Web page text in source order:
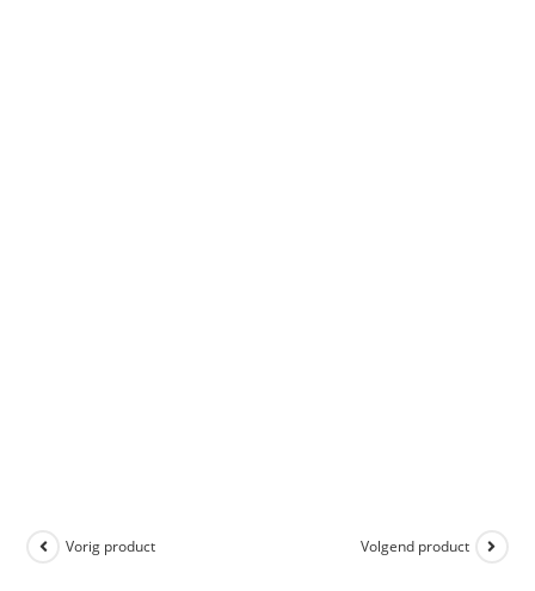
Vorig product Volgend product